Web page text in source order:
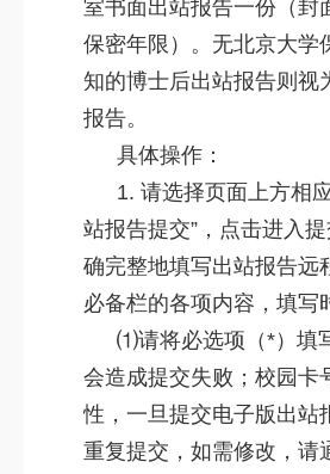
室书面出站报告一份（封
保密年限）。无北京大学
知的博士后出站报告则视
报告。
具体操作：
1. 请选择页面上方相
站报告提交”，点击进入
确完整地填写出站报告远
必备栏的各项内容，填写
⑴请将必选项（*）填
会造成提交失败；校园卡
性，一旦提交电子版出站
重复提交，如需修改，请